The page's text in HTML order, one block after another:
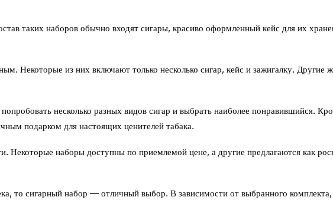
таких наборов обычно входят сигары, красиво оформленный кейс для их
Некоторые из них включают только несколько сигар, кейс и зажигалку. Другие
несколько разных видов сигар и выбрать наиболее понравившийся.
подарком для настоящих ценителей табака.
Некоторые наборы доступны по приемлемой цене, а другие предлагаются как
то сигарный набор — отличный выбор. В зависимости от выбранного